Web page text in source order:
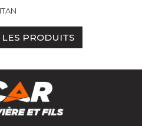
PRODUITS